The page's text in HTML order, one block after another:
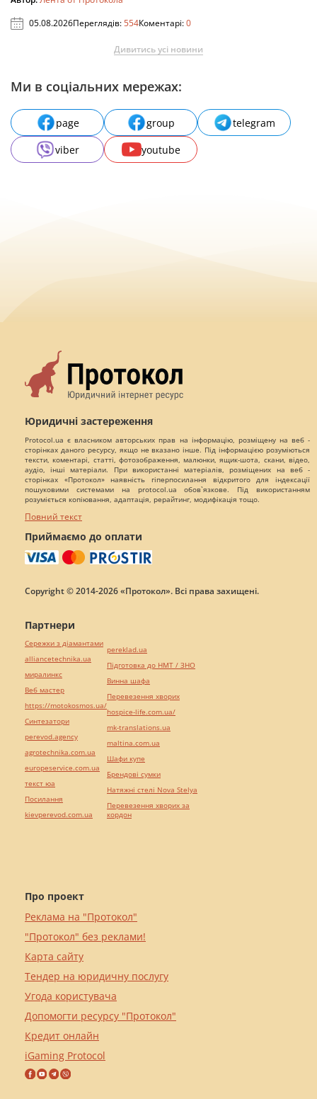
05.08.2026Переглядів:554Коментарі:0
Дивитись усі новини
Ми в соціальних мережах:
page group
telegram
viber
youtube
Юридичні застереження
Protocol.ua є власником авторських прав на інформацію, розміщену на веб -
сторінках даного ресурсу, якщо не вказано інше. Під інформацією розуміються
тексти, коментарі, статті, фотозображення, малюнки, ящик-шота, скани, відео,
аудіо, інші матеріали. При використанні матеріалів, розміщених на веб -
сторінках «Протокол» наявність гіперпосилання відкритого для індексації
пошуковими системами на protocol.ua обов`язкове. Під використанням
розуміється копіювання, адаптація, рерайтинг, модифікація тощо.
Повний текст
Приймаємо до оплати
Copyright © 2014-2026 «Протокол». Всі права захищені.
Про проект
Реклама на "Протокол"
"Протокол" без реклами!
Карта сайту
Тендер на юридичну послугу
Угода користувача
Допомогти ресурсу "Протокол"
Кредит онлайн
iGaming Protocol
Партнери
Сережки з діамантами
alliancetechnika.ua
миралинкс
Веб мастер
https://motokosmos.ua/
Синтезатори
perevod.agency
agrotechnika.com.ua
europeservice.com.ua
текст юа
Посилання
kievperevod.com.ua
pereklad.ua
Підготовка до НМТ / ЗНО
Винна шафа
Перевезення хворих
hospice-life.com.ua/
mk-translations.ua
maltina.com.ua
Шафи купе
Брендові сумки
Натяжні стелі Nova Stelya
Перевезення хворих за
кордон